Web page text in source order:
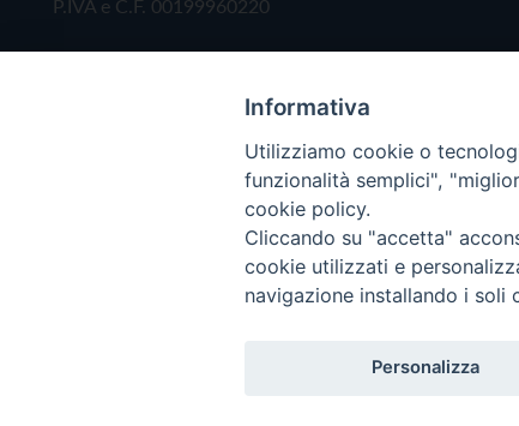
P.IVA e C.F. 00199960220
Copyright © 2019 - Tutti i diritti riservati -
Informativa
Utilizziamo cookie o
funzionalità semplici",
cookie policy.
Cliccando su "accetta"
cookie utilizzati e
navigazione installando i soli
Personalizza